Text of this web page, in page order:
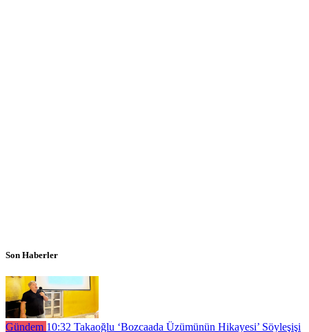
Son Haberler
Gündem 10:32 Takaoğlu ‘Bozcaada Üzümünün Hikayesi’ Söyleşişi